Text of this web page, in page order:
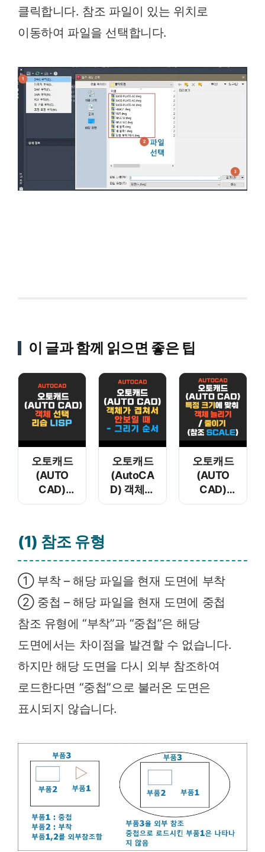
클릭합니다. 참조 파일이 있는 위치로
이동하여 파일을 선택합니다.
이 글과 함께 읽으면 좋은 팁
오토캐드
(AUTO
CAD)
객체 선택
오토캐드
(AutoCA
D) 객체가
겹쳐서
오토캐드
(AUTO
CAD)
특정
줄이기
(참조
Scale)
(1) 참조 유형
① 부착 – 해당 파일을 현재 도면에 부착
② 중첩 – 해당 파일을 현재 도면에 중첩
참조 유형에 “부착”과 “중첩”은 해당
도면에서는 차이점을 발견할 수 없습니다.
하지만 해당 도면을 다시 외부 참조하여
로드한다면 “중첩”으로 불러온 도면은
표시되지 않습니다.